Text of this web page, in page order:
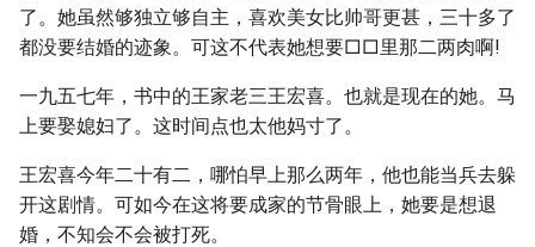
了。她虽然够独立够自主，喜欢美女比帅哥更甚，三十多了
都没要结婚的迹象。可这不代表她想要□□里那二两肉啊!
一九五七年，书中的王家老三王宏喜。也就是现在的她。马
上要娶媳妇了。这时间点也太他妈寸了。
王宏喜今年二十有二，哪怕早上那么两年，他也能当兵去躲
开这剧情。可如今在这将要成家的节骨眼上，她要是想退
婚，不知会不会被打死。